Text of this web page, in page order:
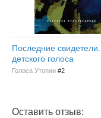
Последние
детского голоса
Голоса Утопии #2
Оставить отзыв: